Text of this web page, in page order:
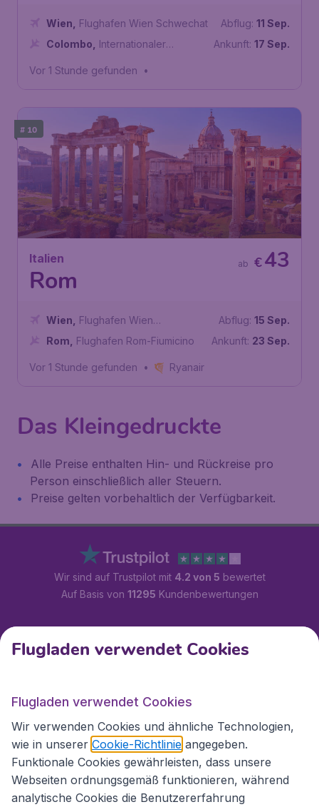
Wien
Flughafen Wien Schwechat
Colombo
Internationaler
Abflug: 11 Sep.
Ankunft: 17 Sep.
Vor 1 Stunde gefunden •
# 10
Italien
Rom
€43
ab
Wien
Flughafen Wien
Schwechat
Rom Flughafen Rom-Fiumicino
Abflug: 15 Sep.
Ankunft: 23 Sep.
Vor 1 Stunde gefunden • Ryanair
Das Kleingedruckte
Alle Preise enthalten Hin- und Rückreise pro
Person einschließlich aller Steuern.
Preise gelten vorbehaltlich der Verfügbarkeit.
Wir sind auf Trustpilot mit 4.2 von 5 bewertet
Auf Basis von 11295 Kundenbewertungen
Kundenservice
Flugladen.at
Internationale Webseiten
Flugladen verwendet Cookies
Flugladen verwendet Cookies
Wir verwenden Cookies und ähnliche Technologien,
wie in unserer Cookie-Richtlinie angegeben.
Funktionale Cookies gewährleisten, dass unsere
Webseiten ordnungsgemäß funktionieren, während
analytische Cookies die Benutzererfahrung